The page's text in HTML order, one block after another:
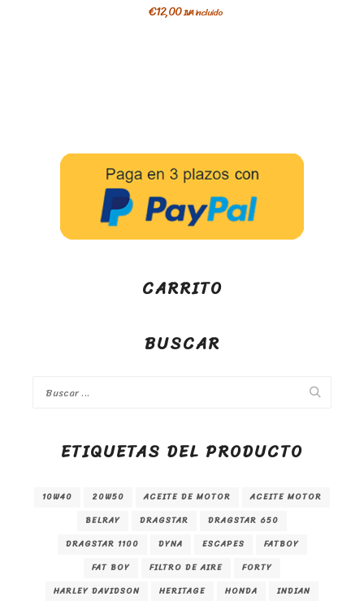
€12,00IVA incluido
CARRITO
BUSCAR
ETIQUETAS DEL PRODUCTO
10W40 20W50 ACEITE DE MOTOR
ACEITE MOTOR
BELRAY
DRAGSTAR
DRAGSTAR 650
DRAGSTAR 1100
DYNA ESCAPES
FATBOY
FAT BOY
FILTRO DE AIRE
FORTY
HARLEY DAVIDSON
HERITAGE HONDA
INDIAN